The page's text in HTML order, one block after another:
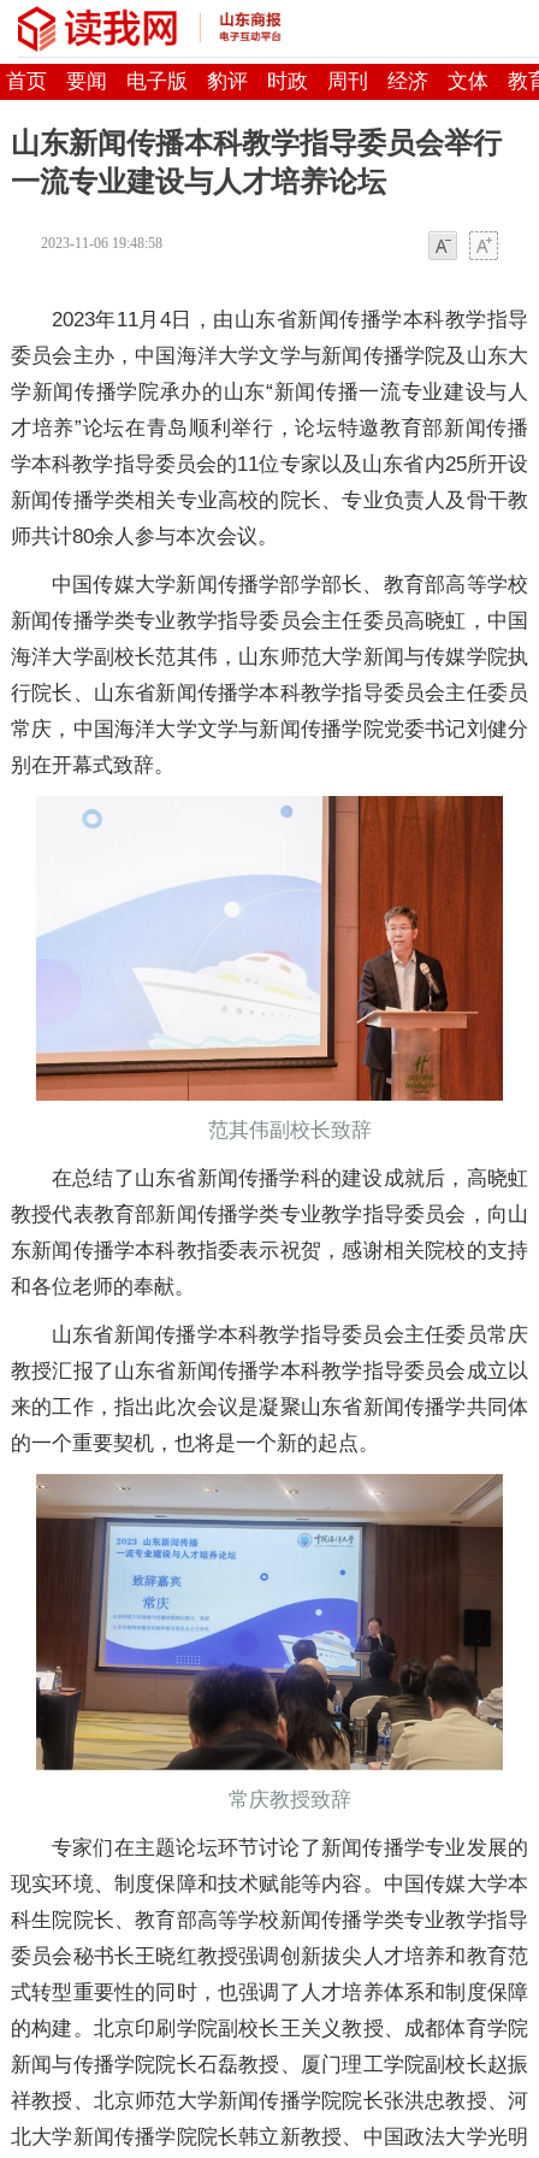
首页 要闻 电子版 豹评 时政 周刊 经济 文体 教
山东新闻传播本科教学指导委员会举行
一流专业建设与人才培养论坛
2023-11-06 19:48:58
2023年11月4日，由山东省新闻传播学本科教学指导
委员会主办，中国海洋大学文学与新闻传播学院及山东大
学新闻传播学院承办的山东“新闻传播一流专业建设与人
才培养”论坛在青岛顺利举行，论坛特邀教育部新闻传播
学本科教学指导委员会的11位专家以及山东省内25所开设
新闻传播学类相关专业高校的院长、专业负责人及骨干教
师共计80余人参与本次会议。
中国传媒大学新闻传播学部学部长、教育部高等学校
新闻传播学类专业教学指导委员会主任委员高晓虹，中国
海洋大学副校长范其伟，山东师范大学新闻与传媒学院执
行院长、山东省新闻传播学本科教学指导委员会主任委员
常庆，中国海洋大学文学与新闻传播学院党委书记刘健分
别在开幕式致辞。
范其伟副校长致辞
在总结了山东省新闻传播学科的建设成就后，高晓虹
教授代表教育部新闻传播学类专业教学指导委员会，向山
东新闻传播学本科教指委表示祝贺，感谢相关院校的支持
和各位老师的奉献。
山东省新闻传播学本科教学指导委员会主任委员常庆
教授汇报了山东省新闻传播学本科教学指导委员会成立以
来的工作，指出此次会议是凝聚山东省新闻传播学共同体
的一个重要契机，也将是一个新的起点。
常庆教授致辞
专家们在主题论坛环节讨论了新闻传播学专业发展的
现实环境、制度保障和技术赋能等内容。中国传媒大学本
科生院院长、教育部高等学校新闻传播学类专业教学指导
委员会秘书长王晓红教授强调创新拔尖人才培养和教育范
式转型重要性的同时，也强调了人才培养体系和制度保障
的构建。北京印刷学院副校长王关义教授、成都体育学院
新闻与传播学院院长石磊教授、厦门理工学院副校长赵振
祥教授、北京师范大学新闻传播学院院长张洪忠教授、河
北大学新闻传播学院院长韩立新教授、中国政法大学光明